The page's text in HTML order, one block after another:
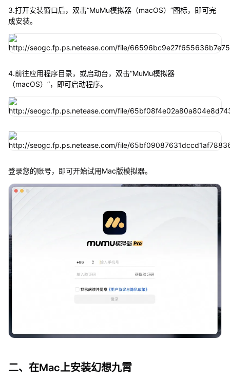
3.打开安装窗口后，双击“MuMu模拟器（macOS）”图标，即可完
成安装。
4.前往应用程序目录，或启动台，双击“MuMu模拟器
（macOS）”，即可启动程序。
登录您的账号，即可开始试用Mac版模拟器。
二、在Mac上安装幻想九霄